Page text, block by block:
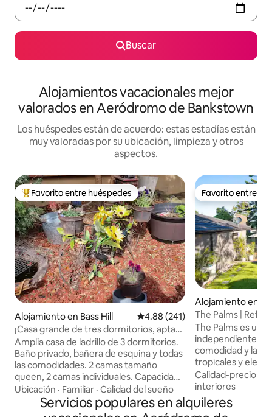
Buscar
Alojamientos vacacionales mejor
valorados en Aeródromo de Bankstown
Los huéspedes están de acuerdo: estas estadías están
muy valoradas por su ubicación, limpieza y otros
aspectos.
Favorito entre huéspedes preferido
Favorito entre huéspedes
Alojamiento en Bass Hill Calificación promedio: 4.88 de
4.88 (241)
¡Casa grande de tres dormitorios, apta
para personas y mascotas!
Amplia casa de ladrillo de 3 dormitorios.
Baño privado, bañera de esquina y todas
las comodidades. 2 camas tamaño
queen, 2 camas individuales. Capacidad
para 6 personas cómodamente. Se
admiten mascotas en el área totalmente
vallada alrededor del perímetro de la
Ubicación · Familiar · Calidad del sueño
Favorito entre
Favorito entre
Alojamiento en
The Palms |
Strathfield
The Palms es un
independiente
comodidad y la
tropicales y
adapta a familias,
solitarios o de
cama queen, un
de trabajo y una
Calidad-precio
interiores
Servicios populares en alquileres